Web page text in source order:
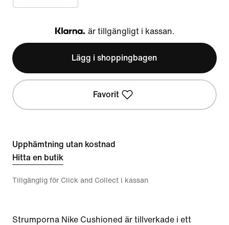
Klarna
är tillgängligt i kassan.
Lägg i shoppingbagen
Favorit
Upphämtning utan kostnad
Hitta en butik
Tillgänglig för Click and Collect i kassan
Strumporna Nike Cushioned är tillverkade i ett